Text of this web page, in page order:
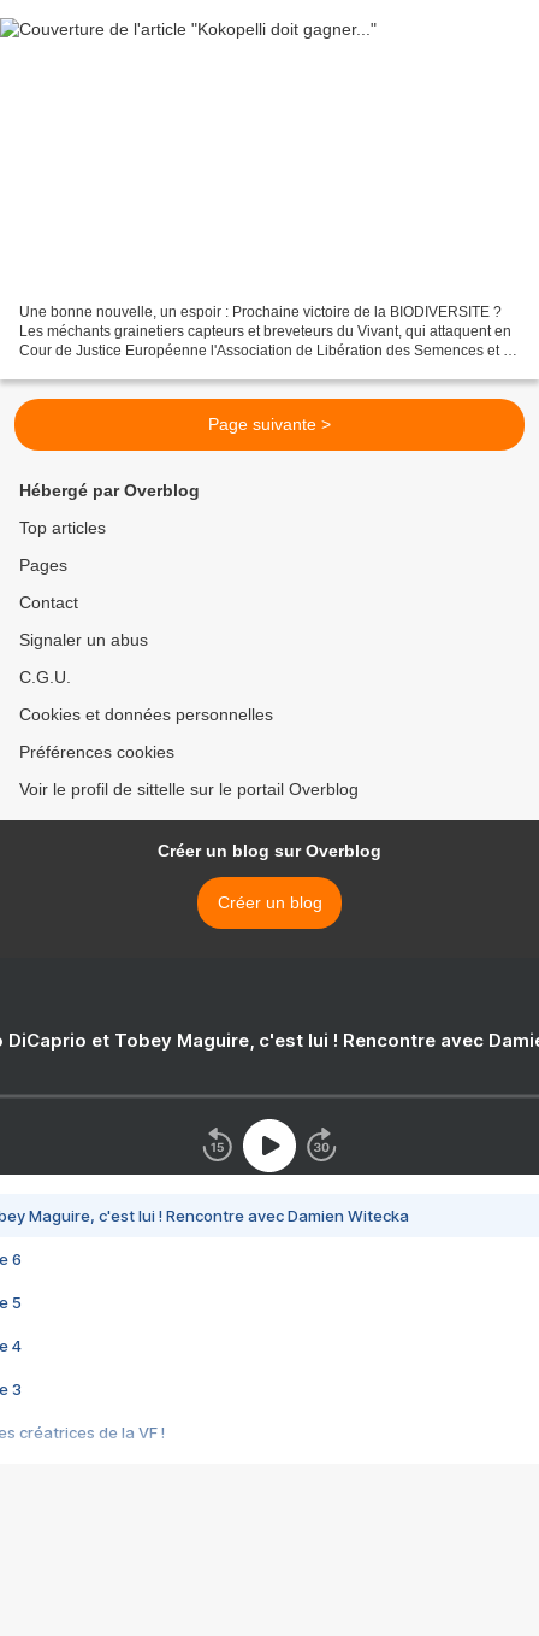
Une bonne nouvelle, un espoir : Prochaine victoire de la BIODIVERSITE ?
Les méchants grainetiers capteurs et breveteurs du Vivant, qui attaquent en
Cour de Justice Européenne l'Association de Libération des Semences et de
Page suivante >
Hébergé par Overblog
Top articles
Pages
Contact
Signaler un abus
C.G.U.
Cookies et données personnelles
Préférences cookies
Voir le profil de sittelle sur le portail Overblog
Créer un blog sur Overblog
Créer un blog
DiCaprio et Tobey Maguire, c'est lui ! Rencontre avec
Maguire, c'est lui ! Rencontre avec Damien Witecka
6
5
4
3
créatrices de la VF !